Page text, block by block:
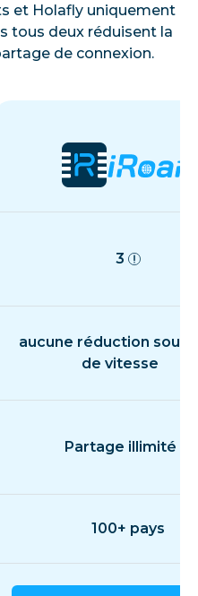
et Holafly uniquement
tous deux réduisent la
de connexion.
3
aucune réduction
de vitesse
Partage illimité
100+ pays